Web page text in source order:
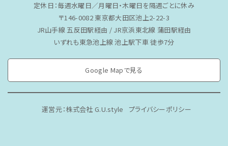
定休日：毎週水曜日／月曜日・木曜日を隔週ごとに休み
〒146-0082 東京都大田区池上2-22-3
JR山手線 五反田駅経由 / JR京浜東北線 蒲田駅経由
いずれも東急池上線 池上駅下車 徒歩7分
Google Mapで見る
運営元：株式会社 G.U.style プライバシーポリシー